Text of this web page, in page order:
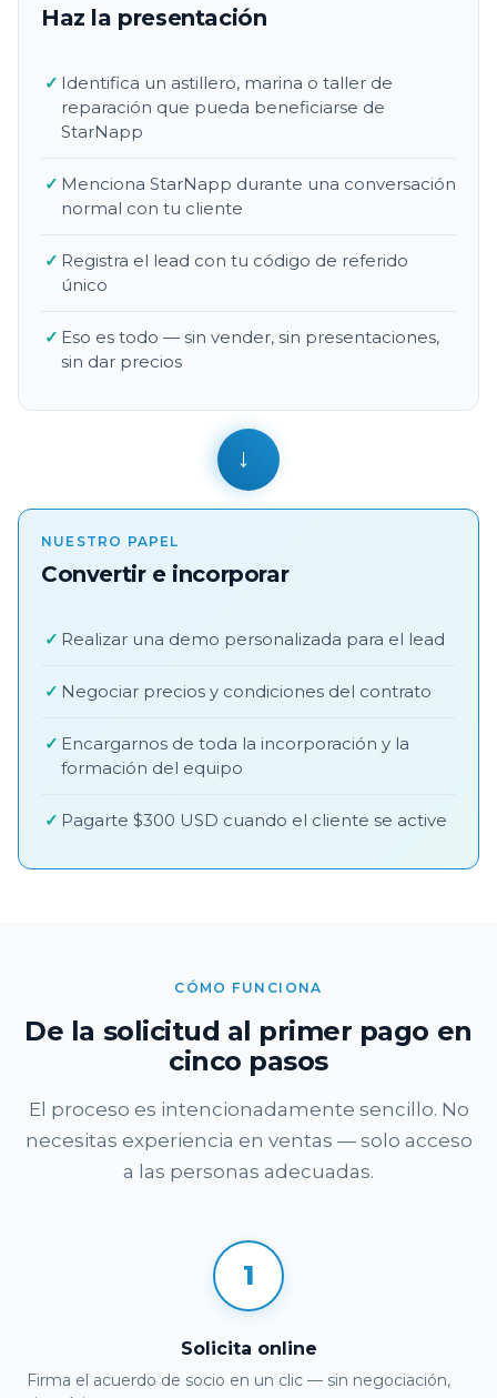
Haz la presentación
✓ Identifica un astillero, marina o taller de
reparación que pueda beneficiarse de
StarNapp
✓ Menciona StarNapp durante una conversación
normal con tu cliente
✓ Registra el lead con tu código de referido
único
✓ Eso es todo — sin vender, sin presentaciones,
sin dar precios
→
NUESTRO PAPEL
Convertir e incorporar
✓ Realizar una demo personalizada para el lead
✓ Negociar precios y condiciones del contrato
✓ Encargarnos de toda la incorporación y la
formación del equipo
✓ Pagarte $300 USD cuando el cliente se active
CÓMO FUNCIONA
De la solicitud al primer pago en
cinco pasos
El proceso es intencionadamente sencillo. No
necesitas experiencia en ventas — solo acceso
a las personas adecuadas.
1
Solicita online
Firma el acuerdo de socio en un clic — sin negociación,